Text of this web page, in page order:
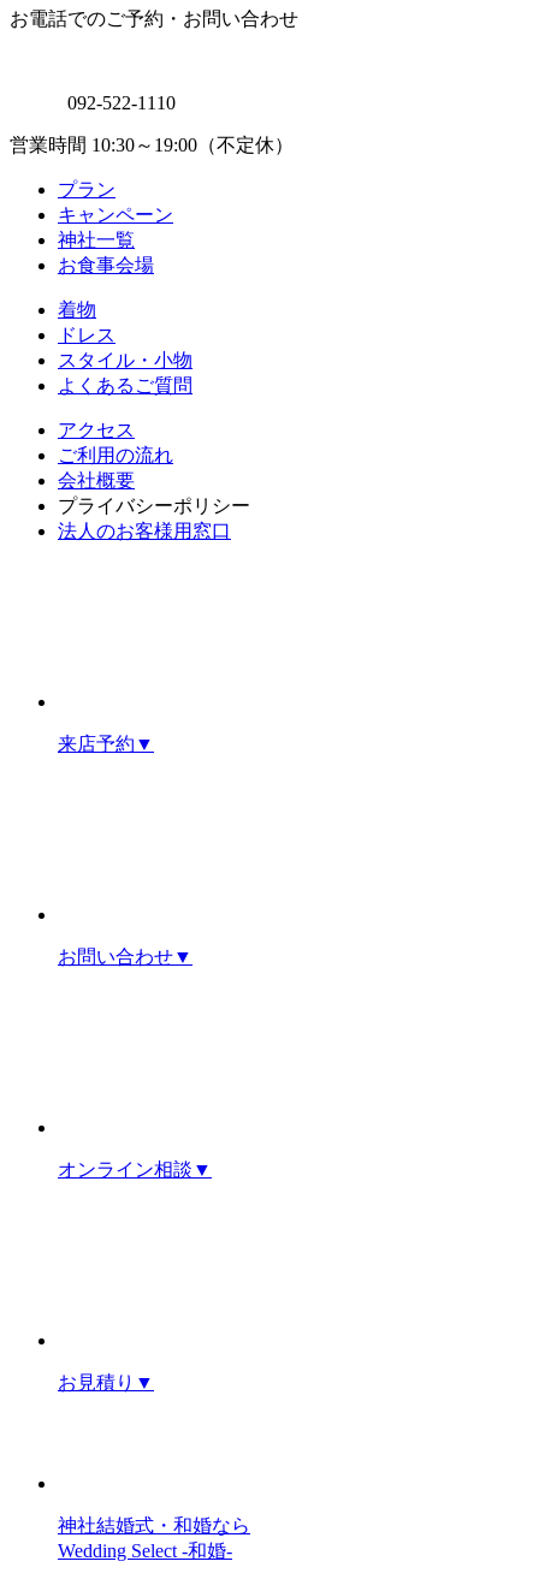
お電話でのご予約・お問い合わせ
092-522-1110
営業時間 10:30～19:00（不定休）
プラン
キャンペーン
神社一覧
お食事会場
着物
ドレス
スタイル・小物
よくあるご質問
アクセス
ご利用の流れ
会社概要
プライバシーポリシー
法人のお客様用窓口
来店予約 ▼
お問い合わせ▼
オンライン相談 ▼
お見積り ▼
神社結婚式・和婚なら
Wedding Select -和婚-